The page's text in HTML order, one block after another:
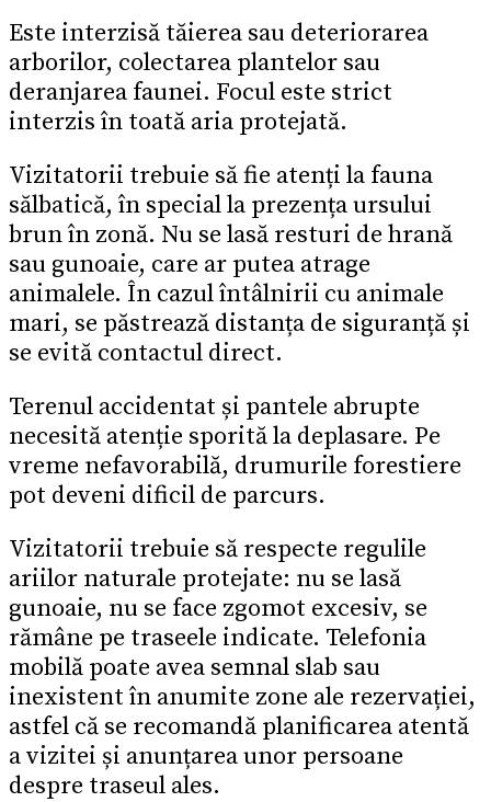
Este interzisă tăierea sau deteriorarea
arborilor, colectarea plantelor sau
deranjarea faunei. Focul este strict
interzis în toată aria protejată.
Vizitatorii trebuie să fie atenți la fauna
sălbatică, în special la prezența ursului
brun în zonă. Nu se lasă resturi de hrană
sau gunoaie, care ar putea atrage
animalele. În cazul întâlnirii cu animale
mari, se păstrează distanța de siguranță și
se evită contactul direct.
Terenul accidentat și pantele abrupte
necesită atenție sporită la deplasare. Pe
vreme nefavorabilă, drumurile forestiere
pot deveni dificil de parcurs.
Vizitatorii trebuie să respecte regulile
ariilor naturale protejate: nu se lasă
gunoaie, nu se face zgomot excesiv, se
rămâne pe traseele indicate. Telefonia
mobilă poate avea semnal slab sau
inexistent în anumite zone ale rezervației,
astfel că se recomandă planificarea atentă
a vizitei și anunțarea unor persoane
despre traseul ales.